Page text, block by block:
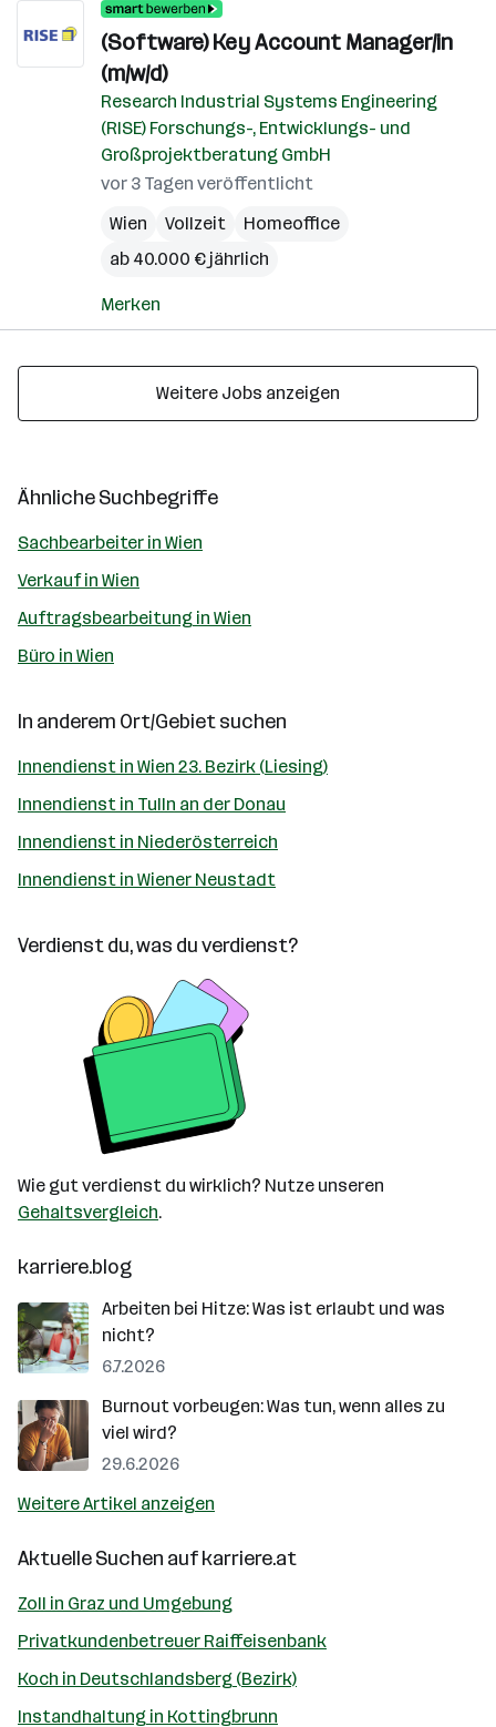
(Software) Key Account Manager/in
(m/w/d)
Research Industrial Systems Engineering
(RISE) Forschungs-, Entwicklungs- und
Großprojektberatung GmbH
vor 3 Tagen veröffentlicht
Wien
Vollzeit
Homeoffice
ab 40.000 € jährlich
Merken
Weitere Jobs anzeigen
Ähnliche Suchbegriffe
Sachbearbeiter in Wien
Verkauf in Wien
Auftragsbearbeitung in Wien
Büro in Wien
In anderem Ort/Gebiet suchen
Innendienst in Wien 23. Bezirk (Liesing)
Innendienst in Tulln an der Donau
Innendienst in Niederösterreich
Innendienst in Wiener Neustadt
Verdienst du, was du verdienst?
Wie gut verdienst du wirklich? Nutze unseren
Gehaltsvergleich.
karriere.blog
Arbeiten bei Hitze: Was ist erlaubt und was
nicht?
6.7.2026
Burnout vorbeugen: Was tun, wenn alles zu
viel wird?
29.6.2026
Weitere Artikel anzeigen
Aktuelle Suchen aufkarriere.at
Zoll in Graz und Umgebung
Privatkundenbetreuer Raiffeisenbank
Koch in Deutschlandsberg (Bezirk)
Instandhaltung in Kottingbrunn